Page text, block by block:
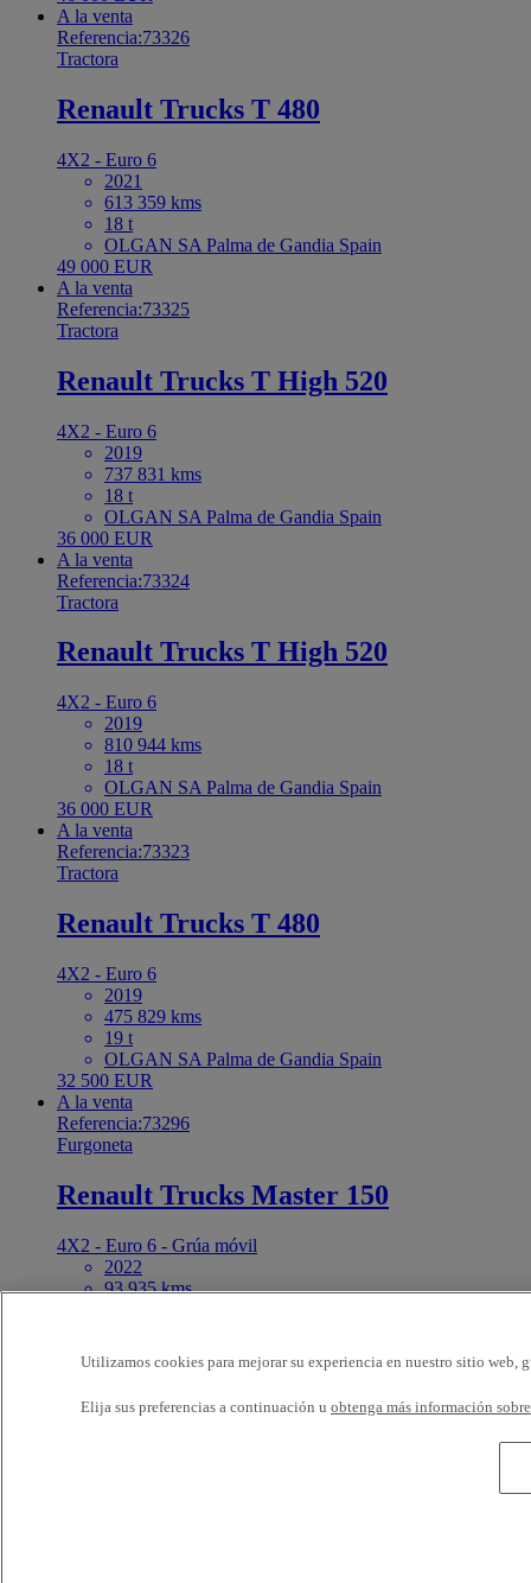
A la venta
Referencia:73326
Tractora
Renault Trucks T 480
4X2 - Euro 6
2021
613 359 kms
18 t
OLGAN SA Palma de Gandia Spain
49 000 EUR
A la venta
Referencia:73325
Tractora
Renault Trucks T High 520
4X2 - Euro 6
2019
737 831 kms
18 t
OLGAN SA Palma de Gandia Spain
36 000 EUR
A la venta
Referencia:73324
Tractora
Renault Trucks T High 520
4X2 - Euro 6
2019
810 944 kms
18 t
OLGAN SA Palma de Gandia Spain
36 000 EUR
A la venta
Referencia:73323
Tractora
Renault Trucks T 480
4X2 - Euro 6
2019
475 829 kms
19 t
OLGAN SA Palma de Gandia Spain
32 500 EUR
A la venta
Referencia:73296
Furgoneta
Renault Trucks Master 150
4X2 - Euro 6 - Grúa móvil
2022
93 935 kms
de Segura Spain
25 500 EUR
Referencia:73322
Utilizamos cookies para mejorar su experiencia en nuestro sitio web,
Elija sus preferencias a continuación u obtenga más información